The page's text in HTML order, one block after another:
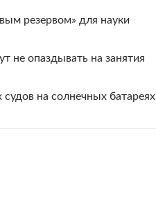
резервом» для науки
не опаздывать на занятия
судов на солнечных батареях